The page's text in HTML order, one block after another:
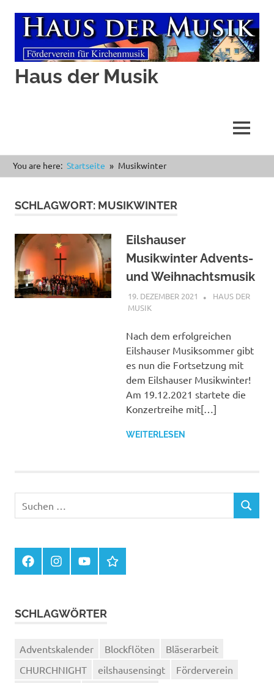
Zum
Inhalt
Haus der Musik
MENÜ
You are here: Startseite Musikwinter
SCHLAGWORT: MUSIKWINTER
Eilshauser
Musikwinter Advents-
und Weihnachtsmusik
19. DEZEMBER 2021 ANDREAS
HAUS DER
MUSIK
Nach dem erfolgreichen
Eilshauser Musiksommer gibt
es nun die Fortsetzung mit
dem Eilshauser Musikwinter!
Am 19.12.2021 startete die
Konzertreihe mit[…]
WEITERLESEN
nach:
SUCHEN
FacebookInstagram
You
Tube
Kontakte
im
SCHLAGWÖRTER
Adventskalender Blockflöten
Bläserarbeit
CHURCHNIGHT
eilshausensingt
Förderverein